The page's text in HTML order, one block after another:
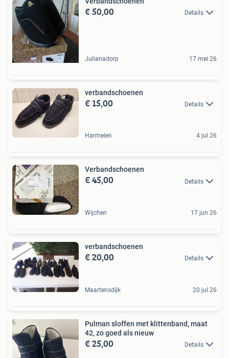
€ 50,00 Details
Julianadorp 17 mei 26
verbandschoenen
€ 15,00 Details
Harmelen 4 jul 26
Verbandschoenen
€ 45,00 Details
Wijchen 17 jun 26
verbandschoenen
€ 20,00 Details
Maartensdijk 20 jul 26
Pulman sloffen met klittenband, maat
42, zo goed als nieuw
€ 25,00 Details